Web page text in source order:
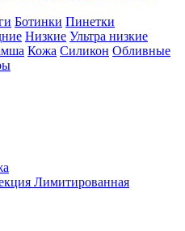
Ботинки Пинетки
Низкие Ультра низкие
Кожа Силикон Обливные
Лимитированная